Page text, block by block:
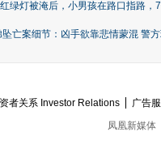
绿灯被淹后，小男孩在路口指路，
亡案细节：凶手欲靠悲情蒙混 警
者关系 Investor Relations 广告
凤凰新媒体